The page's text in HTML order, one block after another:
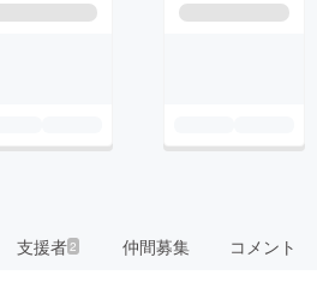
支援者2 仲間募集 コメント